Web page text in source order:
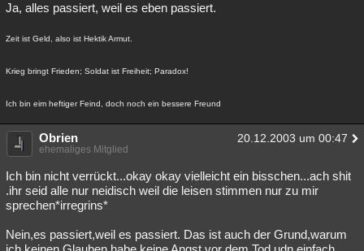
Ja, alles passiert, weil es eben passiert.
Zeit ist Geld, also ist Hektik Armut.
Krieg bringt Frieden; Soldat ist Freiheit; Paradox!
Ich bin eim heftiger Feind, doch noch ein bessere Freund
Obrien 20.12.2003 um 00:47
ehemaliges Mitglied
Ich bin nicht verrückt...okay okay vielleicht ein bisschen...ach shit
.ihr seid alle nur neidisch weil die leisen stimmen nur zu mir
sprechen*irregrins*
Nein,es passiert,weil es passiert. Das ist auch der Grund,warum